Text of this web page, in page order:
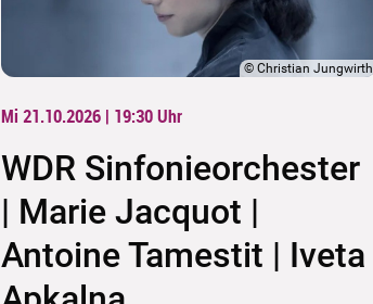
© Christian Jungwirth
Mi 21.10.2026 | 19:30Uhr
WDR Sinfonieorchester
| Marie Jacquot |
Antoine Tamestit | Iveta